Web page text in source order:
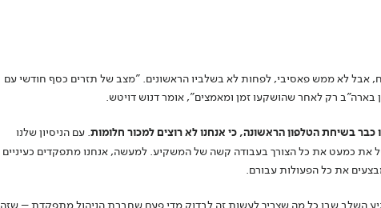
אבל לא ממש פאסיבי, לפחות לא בשלביו הראשונים. "מצב של תזרים כסף חודשי עם
רק לאחר שהושקעו זמן ומאמצים", אומר דנוש דויטש.
כבר בשיחת הטלפון הראשונה, כי אנחנו לא רוצים למכור חלומות. עם הניסיון שלנו
את כמעט את כל הצורך בעבודה קשה של המשקיע. למעשה, אנחנו מתפקדים כעיניים
את כל הפעולות עבורם.